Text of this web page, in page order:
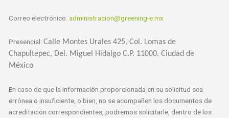
Correo electrónico:administracion@greening-e.mx
Presencial:Calle Montes Urales 425, Col. Lomas de
Chapultepec, Del. Miguel Hidalgo C.P. 11000, Ciudad de
México
En caso de que la información proporcionada en su solicitud sea
errónea o insuficiente, o bien, no se acompañen los documentos de
acreditación correspondientes, podremos solicitarle, dentro de los